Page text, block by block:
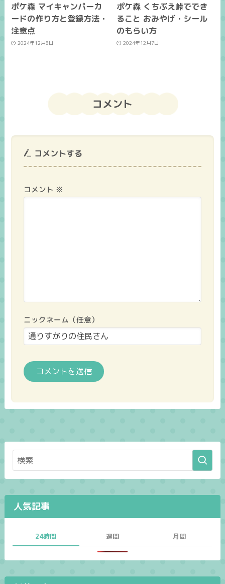
ポケ森 マイキャンパーカ
ードの作り方と登録方法・
注意点
2024年12月8日
ポケ森 くちぶえ峠ででき
ること おみやげ・シール
のもらい方
2024年12月7日
コメント
コメントする
コメント ※
ニックネーム（任意）
人気記事
24時間 週間 月間